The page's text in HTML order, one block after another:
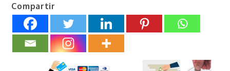
Compartir